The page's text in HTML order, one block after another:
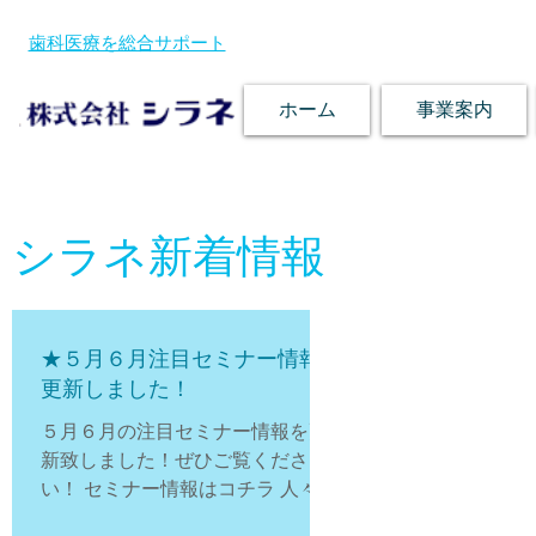
歯科医療を総合サポート
ホーム 事業案内
シラネ新着情報
★５月６月注目セミナー情報
更新しました！
５月６月の注目セミナー情報を更
新致しました！ぜひご覧くださ
い！ セミナー情報はコチラ 人々の